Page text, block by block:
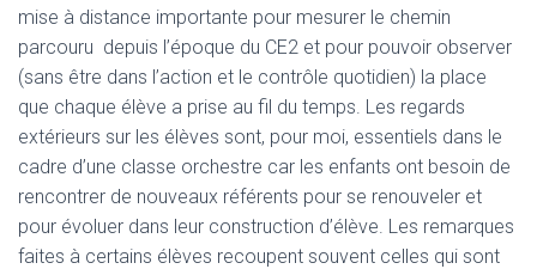
mise à distance importante pour mesurer le chemin
parcouru depuis l’époque du CE2 et pour pouvoir observer
(sans être dans l’action et le contrôle quotidien) la place
que chaque élève a prise au fil du temps. Les regards
extérieurs sur les élèves sont, pour moi, essentiels dans le
cadre d’une classe orchestre car les enfants ont besoin de
rencontrer de nouveaux référents pour se renouveler et
pour évoluer dans leur construction d’élève. Les remarques
faites à certains élèves recoupent souvent celles qui sont